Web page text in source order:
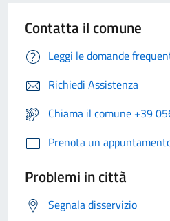
Contatta il comune
Leggi le domande
Richiedi Assistenza
Chiama il comune +39
Prenota un
Problemi in città
Segnala disservizio